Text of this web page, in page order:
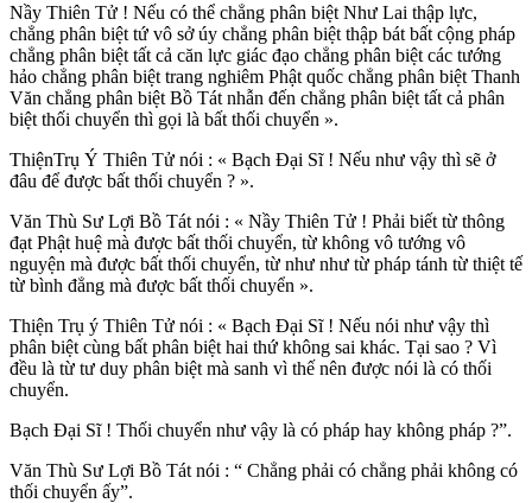
Nầy Thiên Tử ! Nếu có thể chẳng phân biệt Như Lai thập lực,
chẳng phân biệt tứ vô sở úy chẳng phân biệt thập bát bất cộng pháp
chẳng phân biệt tất cả căn lực giác đạo chẳng phân biệt các tướng
hảo chẳng phân biệt trang nghiêm Phật quốc chẳng phân biệt Thanh
Văn chẳng phân biệt Bồ Tát nhẫn đến chẳng phân biệt tất cả phân
biệt thối chuyển thì gọi là bất thối chuyển ».
ThiệnTrụ Ý Thiên Tử nói : « Bạch Ðại Sĩ ! Nếu như vậy thì sẽ ở
đâu để được bất thối chuyển ? ».
Văn Thù Sư Lợi Bồ Tát nói : « Nầy Thiên Tử ! Phải biết từ thông
đạt Phật huệ mà được bất thối chuyển, từ không vô tướng vô
nguyện mà được bất thối chuyển, từ như như từ pháp tánh từ thiệt tế
từ bình đẳng mà được bất thối chuyển ».
Thiện Trụ ý Thiên Tử nói : « Bạch Ðại Sĩ ! Nếu nói như vậy thì
phân biệt cùng bất phân biệt hai thứ không sai khác. Tại sao ? Vì
đều là từ tư duy phân biệt mà sanh vì thế nên được nói là có thối
chuyển.
Bạch Ðại Sĩ ! Thối chuyển như vậy là có pháp hay không pháp ?”.
Văn Thù Sư Lợi Bồ Tát nói : “ Chẳng phải có chẳng phải không có
thối chuyển ấy”.